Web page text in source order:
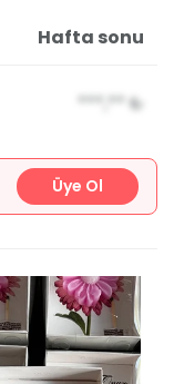
Hafta sonu
***,** ₺
Üye Ol